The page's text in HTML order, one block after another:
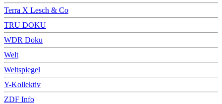
Terra X Lesch & Co
TRU DOKU
WDR Doku
Welt
Weltspiegel
Y-Kollektiv
ZDF Info